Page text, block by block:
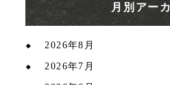
月別アー
2026年8月
2026年7月